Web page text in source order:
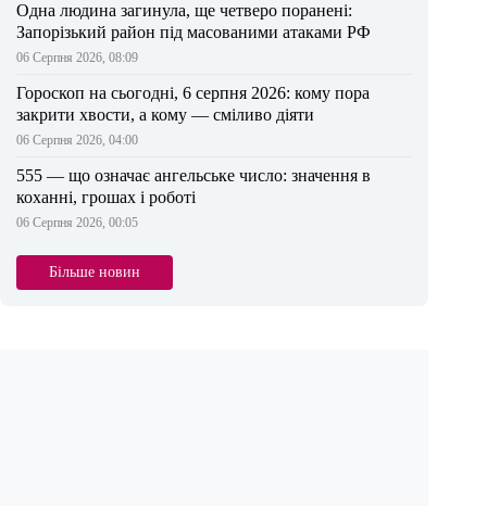
Одна людина загинула, ще четверо поранені:
Запорізький район під масованими атаками РФ
06 Серпня 2026, 08:09
Гороскоп на сьогодні, 6 серпня 2026: кому пора
закрити хвости, а кому — сміливо діяти
06 Серпня 2026, 04:00
555 — що означає ангельське число: значення в
коханні, грошах і роботі
06 Серпня 2026, 00:05
Більше новин